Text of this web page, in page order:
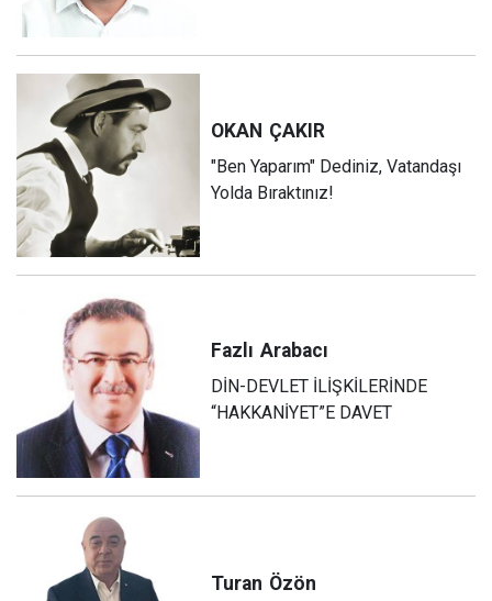
OKAN ÇAKIR
"Ben Yaparım" Dediniz, Vatandaşı
Yolda Bıraktınız!
Fazlı Arabacı
DİN-DEVLET İLİŞKİLERİNDE
“HAKKANİYET”E DAVET
Turan Özön